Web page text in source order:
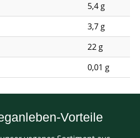
5,4 g
3,7 g
22 g
0,01 g
Vorteile